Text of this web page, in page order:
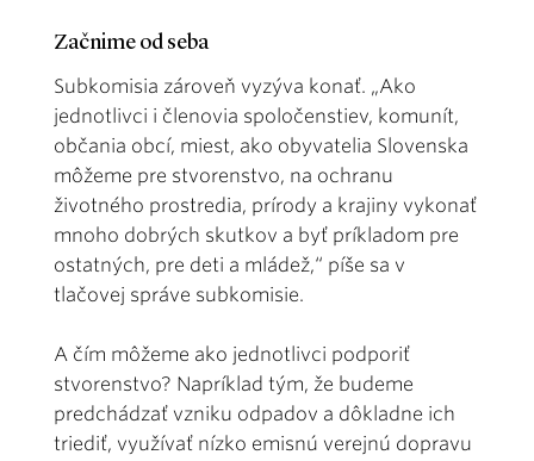
Začnime od seba
Subkomisia zároveň vyzýva konať. „Ako
jednotlivci i členovia spoločenstiev, komunít,
občania obcí, miest, ako obyvatelia Slovenska
môžeme pre stvorenstvo, na ochranu
životného prostredia, prírody a krajiny vykonať
mnoho dobrých skutkov a byť príkladom pre
ostatných, pre deti a mládež,“ píše sa v
tlačovej správe subkomisie.
A čím môžeme ako jednotlivci podporiť
stvorenstvo? Napríklad tým, že budeme
predchádzať vzniku odpadov a dôkladne ich
triediť, využívať nízko emisnú verejnú dopravu